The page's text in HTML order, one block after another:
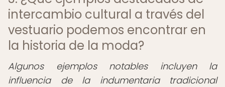
intercambio cultural a través del
vestuario podemos encontrar en
la historia de la moda?
Algunos ejemplos notables incluyen la
influencia de la indumentaria tradicional